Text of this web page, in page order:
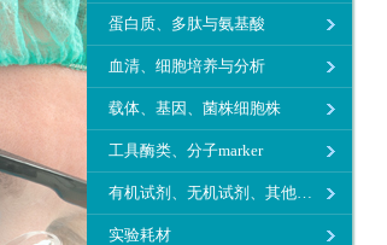
蛋白质、多肽与氨基酸
血清、细胞培养与分析
载体、基因、菌株细胞株
工具酶类、分子marker
有机试剂、无机试剂、其他生化试剂
实验耗材